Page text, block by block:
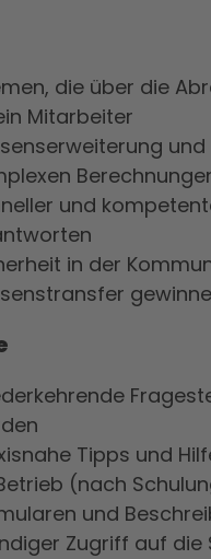
die über die
Mitarbeiter
und
in der
Tipps und
(nach
und
Zugriff auf